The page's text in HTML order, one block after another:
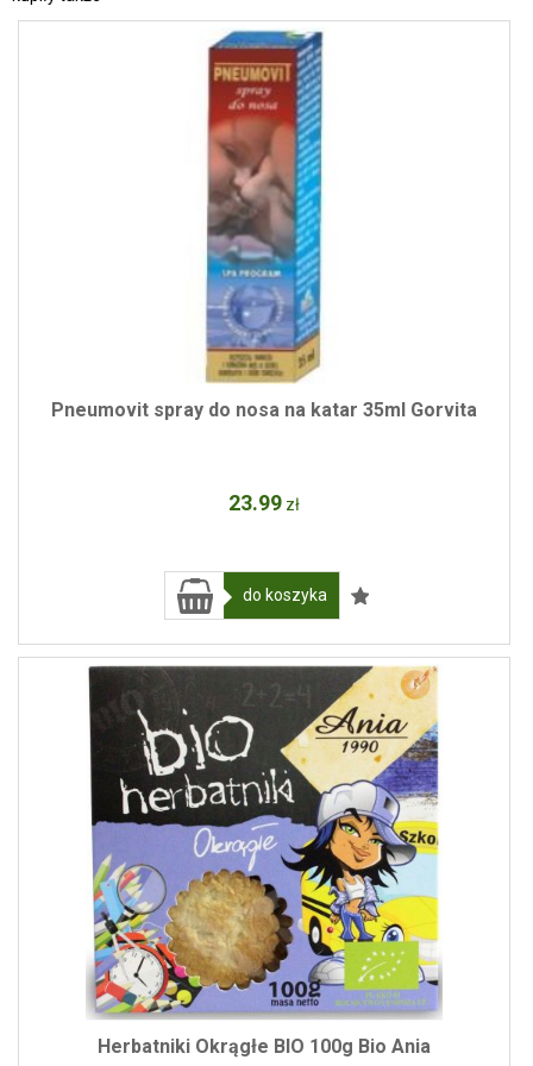
Pneumovit spray do nosa na katar 35ml Gorvita
23.99 zł
do koszyka
Herbatniki Okrągłe BIO 100g Bio Ania